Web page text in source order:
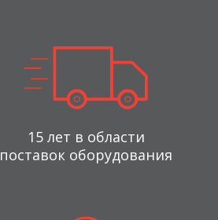
15 лет в области
поставок оборудования